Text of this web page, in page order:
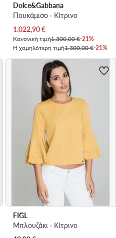
Dolce&Gabbana
Πουκάμισο · Κίτρινο
Τρέχουσα τιμή
1.022,90€
Κανονική τιμή1.300,00 €-21%
Η χαμηλότερη τιμή1.300,00 €-21%
FIGL
Μπλουζάκι · Κίτρινο